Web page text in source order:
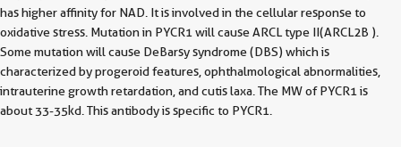
has higher affinity for NAD. It is involved in the cellular response to
oxidative stress. Mutation in PYCR1 will cause ARCL type II(ARCL2B ).
Some mutation will cause DeBarsy syndrome (DBS) which is
characterized by progeroid features, ophthalmological abnormalities,
intrauterine growth retardation, and cutis laxa. The MW of PYCR1 is
about 33-35kd. This antibody is specific to PYCR1.